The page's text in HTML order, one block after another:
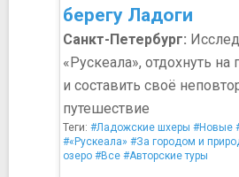
берегу Ладоги
Санкт-Петербург:
«Рускеала», отдохнуть на
и составить своё
путешествие
Теги: #Ладожские шхеры #Новые
#«Рускеала» #За городом и
озеро #Все #Авторские туры